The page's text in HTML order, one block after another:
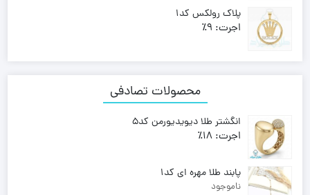
74,260,000 تومان
پلاک رولکس کد1
اجرت: 9٪
محصولات تصادفی
انگشتر طلا دیویدیورمن کد5
اجرت: 18٪
164,060,000 تومان
پابند طلا مهره ای کد1
ناموجود